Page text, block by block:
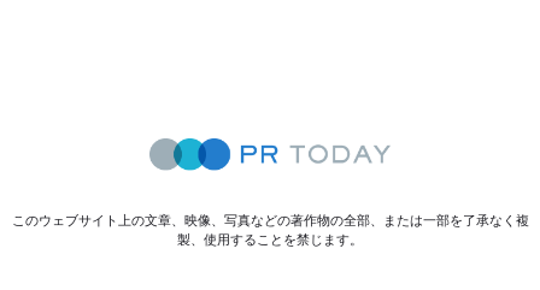
このウェブサイト上の文章、映像、写真などの著作物の全部、または一部を了承なく複
製、使用することを禁じます。